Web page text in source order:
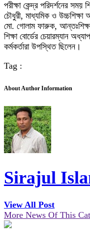
পরীক্ষা কেন্দ্র পরিদর্শনের সময়
চৌধুরী, মাধ্যমিক ও
মো. গোলাম ফারুক,
শিক্ষা বোর্ডের চেয়ারম্যান
কর্মকর্তারা উপস্থিত ছিলেন।
Tag :
About Author Information
Sirajul
View All Post
More News Of This